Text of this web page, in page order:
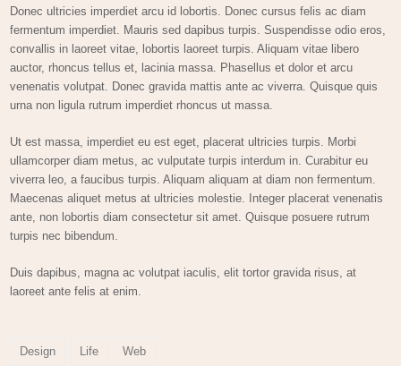
Donec ultricies imperdiet arcu id lobortis. Donec cursus felis ac diam
fermentum imperdiet. Mauris sed dapibus turpis. Suspendisse odio eros,
convallis in laoreet vitae, lobortis laoreet turpis. Aliquam vitae libero
auctor, rhoncus tellus et, lacinia massa. Phasellus et dolor et arcu
venenatis volutpat. Donec gravida mattis ante ac viverra. Quisque quis
urna non ligula rutrum imperdiet rhoncus ut massa.
Ut est massa, imperdiet eu est eget, placerat ultricies turpis. Morbi
ullamcorper diam metus, ac vulputate turpis interdum in. Curabitur eu
viverra leo, a faucibus turpis. Aliquam aliquam at diam non fermentum.
Maecenas aliquet metus at ultricies molestie. Integer placerat venenatis
ante, non lobortis diam consectetur sit amet. Quisque posuere rutrum
turpis nec bibendum.
Duis dapibus, magna ac volutpat iaculis, elit tortor gravida risus, at
laoreet ante felis at enim.
Design Life Web